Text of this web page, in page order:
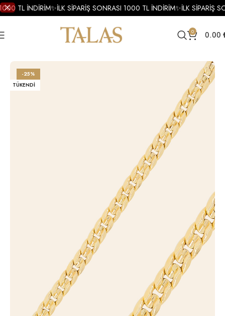
0 0.00
Altın Bileklik Altın Zincir Bileklik
-25%
TÜKENDI
TL İNDİRİM✨İLK SİPARİŞ SONRASI 1000 TL İNDİRİM✨İLK SİPARİŞ